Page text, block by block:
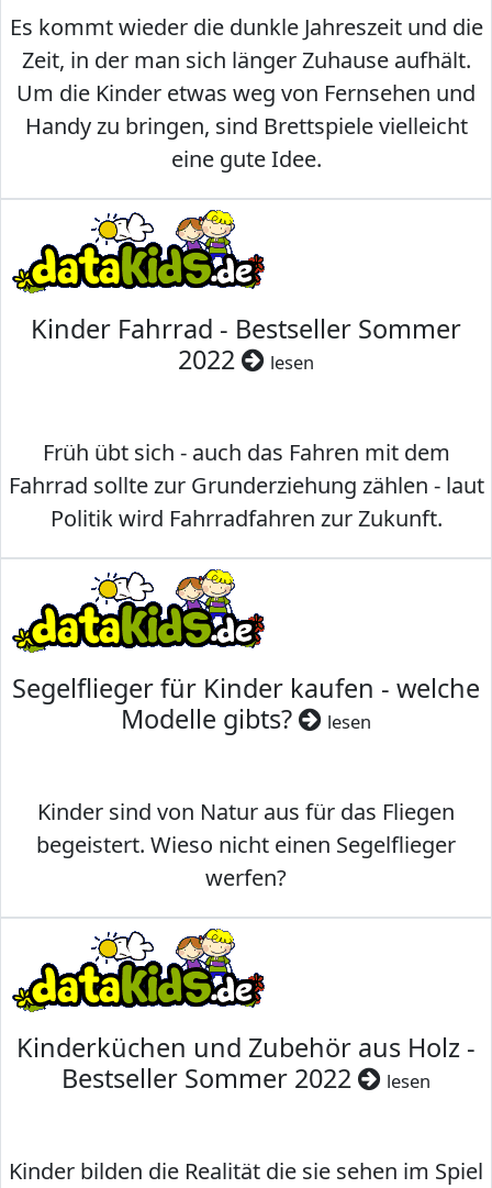
Es kommt wieder die dunkle Jahreszeit und die
Zeit, in der man sich länger Zuhause aufhält.
Um die Kinder etwas weg von Fernsehen und
Handy zu bringen, sind Brettspiele vielleicht
eine gute Idee.
Kinder Fahrrad - Bestseller Sommer
2022
lesen
Früh übt sich - auch das Fahren mit dem
Fahrrad sollte zur Grunderziehung zählen - laut
Politik wird Fahrradfahren zur Zukunft.
Segelflieger für Kinder kaufen - welche
Modelle gibts?
lesen
Kinder sind von Natur aus für das Fliegen
begeistert. Wieso nicht einen Segelflieger
werfen?
Kinderküchen und Zubehör aus Holz -
Bestseller Sommer 2022
lesen
Kinder bilden die Realität die sie sehen im Spiel